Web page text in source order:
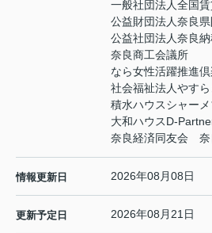
一般社団法人全国
公益財団法人奈良
公益社団法人奈良
奈良商工会議所
なら女性活躍推進
社会福祉法人やす
積水ハウスシャー
大和ハウスD-
奈良経済同友会 奈
情報更新日 2026年08月08日
更新予定日 2026年08月21日